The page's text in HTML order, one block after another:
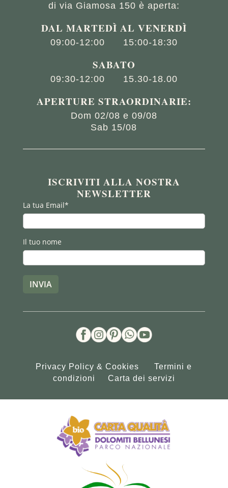
di via Giamosa 150 è aperta:
DAL MARTEDÌ AL VENERDÌ
09:00-12:00 15:00-18:30
SABATO
09:30-12:00 15.30-18.00
APERTURE STRAORDINARIE:
Dom 02/08 e 09/08
Sab 15/08
ISCRIVITI ALLA NOSTRA
NEWSLETTER
La tua Email*
Il tuo nome
Privacy Policy &Cookies
Termini e
condizioni
Carta dei servizi